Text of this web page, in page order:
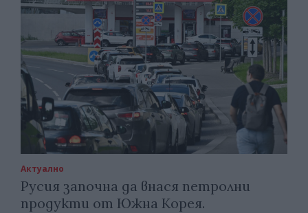
Актуално
Русия започна да внася петролни
продукти от Южна Корея.